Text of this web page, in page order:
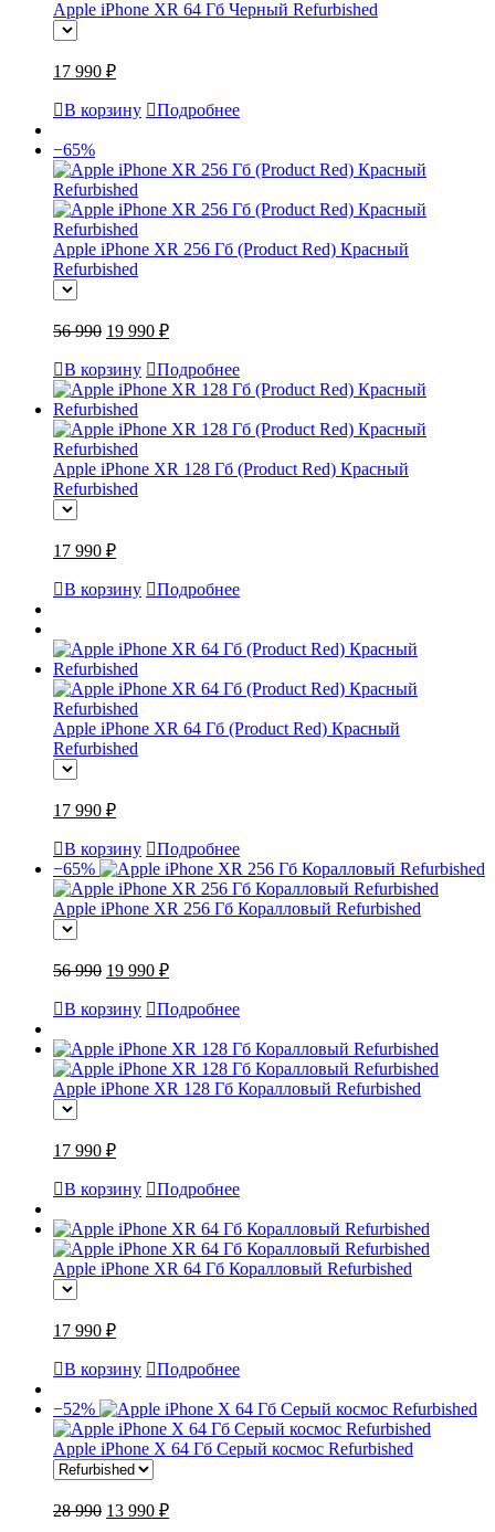
Apple iPhone XR 64 Гб Черный Refurbished
17 990 ₽
В корзину Подробнее
−65%
Apple iPhone XR 256 Гб (Product Red) Красный
Refurbished
56 990 19 990 ₽
В корзину Подробнее
Apple iPhone XR 128 Гб (Product Red) Красный
Refurbished
17 990 ₽
В корзину Подробнее
Apple iPhone XR 64 Гб (Product Red) Красный
Refurbished
17 990 ₽
В корзину
Подробнее
−65%
Apple iPhone XR 256 Гб Коралловый Refurbished
56 990 19 990 ₽
В корзину Подробнее
Apple iPhone XR 128 Гб Коралловый Refurbished
17 990 ₽
В корзину Подробнее
Apple iPhone XR 64 Гб Коралловый Refurbished
17 990 ₽
В корзину Подробнее
−52%
Apple iPhone X 64 Гб Серый космос Refurbished
28 990 13 990 ₽